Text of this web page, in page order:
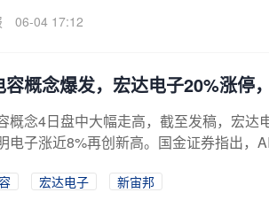
06-04 17:12
容概念爆发，宏达电子20%涨停
概念4日盘中大幅走高，截至发稿，宏
电子涨近8%再创新高。国金证券指出，
宏达电子
新宙邦